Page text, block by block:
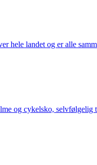
hele landet og er alle
og cykelsko,